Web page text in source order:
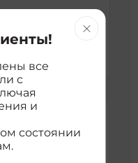
594 123 ₽
все
с
и
состоянии